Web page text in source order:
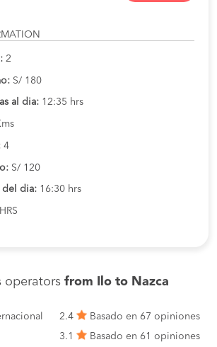
2
S/ 180
al dia: 12:35 hrs
4
S/ 120
del dia: 16:30 hrs
operators from Ilo to Nazca
2.4
Basado en 67 opiniones
3.1 Basado en 61 opiniones